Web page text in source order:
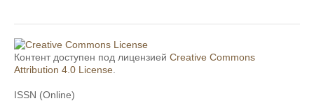
Контент доступен под лицензией Creative Commons
Attribution 4.0 License
ISSN (Online)